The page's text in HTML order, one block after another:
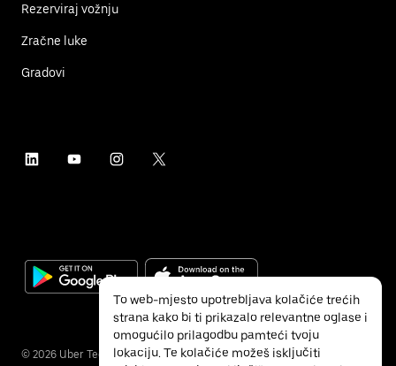
Rezerviraj vožnju
Zračne luke
Gradovi
© 2026 Uber Technologies Inc.
To web-mjesto upotrebljava kolačiće trećih
strana kako bi ti prikazalo relevantne oglase i
omogućilo prilagodbu pamteći tvoju
lokaciju. Te kolačiće možeš isključiti